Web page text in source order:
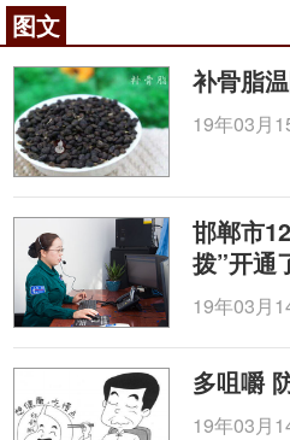
图文
补骨脂
19年03月
邯郸市
拨”开通
19年03月
多咀嚼
19年03月